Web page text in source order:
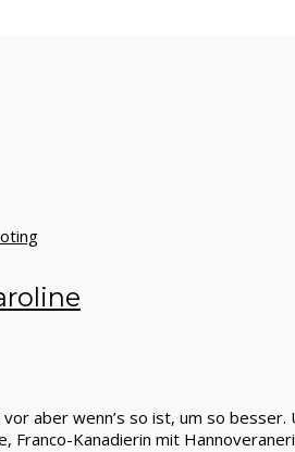
aber wenn’s so ist, um so
Franco-Kanadierin mit